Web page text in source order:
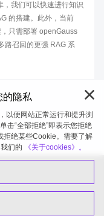
，我们可以快速进行知识
的搭建。此外，当前
只需部署 openGauss
路召回的更强 RAG 系
的隐私
以便网站正常运行和提升浏
击“全部拒绝”即表示您拒绝
拒绝某些Cookie。需要了解
们的
《关于cookies》。